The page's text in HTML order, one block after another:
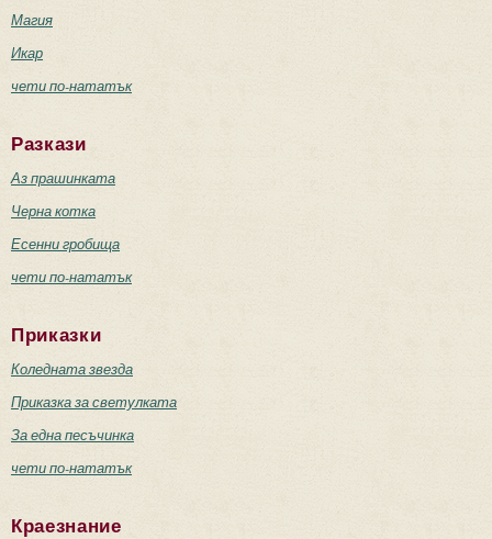
Магия
Икар
чети по-нататък
Разкази
Аз прашинката
Черна котка
Есенни гробища
чети по-нататък
Приказки
Коледната звезда
Приказка за светулката
За една песъчинка
чети по-нататък
Краезнание